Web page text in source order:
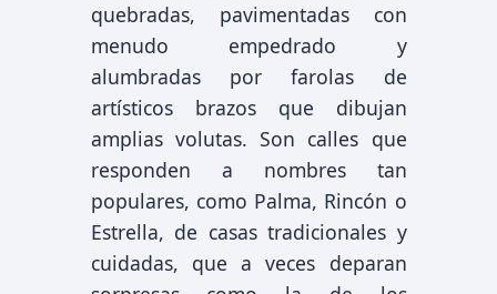
quebradas, pavimentadas con
menudo empedrado y
alumbradas por farolas de
artísticos brazos que dibujan
amplias volutas. Son calles que
responden a nombres tan
populares, como Palma, Rincón o
Estrella, de casas tradicionales y
cuidadas, que a veces deparan